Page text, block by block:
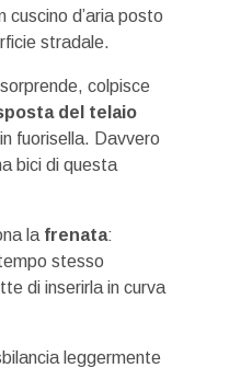
cuscino d’aria posto
stradale.
colpisce
del telaio
in fuorisella. Davvero
bici di questa
la frenata:
stesso
di inserirla in curva
leggermente